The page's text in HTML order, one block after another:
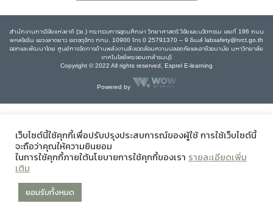
สำนักงานการวิจัยแห่งชาติ (วช.) กระทรวงการอุดมศึกษา วิทยาศาสตร์ วิจัยและนวัตกรรม เลขที่ 196 ถนน
พหลโยธิน แขวงลาดยาว เขตจตุจักร กทม. 10900 โทร 0 25791370 – 9 อีเมล์ labsafety@nrct.go.th
ออกและพัฒนาโดย ศูนย์การจัดการด้านพลังงานสิ่งแวดล้อมความปลอดภัยและอาชีวอนามัย มหาวิทยาลัย
เทคโนโลยีพระจอมเกล้าธนบุรี
Copyright © 2022 All rights reserved, Esprel E-learning
Powered by
เว็บไซต์นี้ใช้คุกกี้เพื่อปรับปรุงประสบการณ์ของผู้ใช้ การใช้เว็บไซต์นี้
จะถือว่าคุณให้ความยินยอม
ในการใช้คุกกี้ภายใต้นโยบายการใช้คุกกี้ของเรา รายละเอียดเพิ่ม
เติม
ยอมรับทั้งหมด